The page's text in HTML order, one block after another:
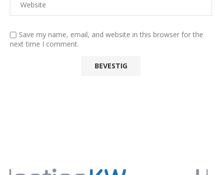
Save my name, email, and website in this browser for the
next time I comment.